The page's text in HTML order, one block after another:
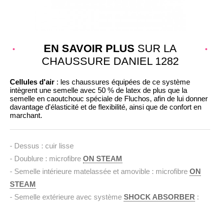
EN SAVOIR PLUS SUR LA
CHAUSSURE DANIEL 1282
Cellules d'air : les chaussures équipées de ce système
intègrent une semelle avec 50 % de latex de plus que la
semelle en caoutchouc spéciale de Fluchos, afin de lui donner
davantage d'élasticité et de flexibilité, ainsi que de confort en
marchant.
- Dessus : cuir lisse
- Doublure : microfibre ON STEAM
- Semelle intérieure matelassée et amovible : microfibre ON
STEAM
- Semelle extérieure avec système SHOCK ABSORBER :